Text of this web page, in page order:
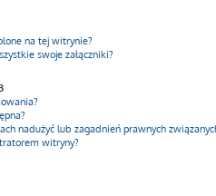
na tej witrynie?
swoje załączniki?
nadużyć lub zagadnień prawnych
witryny?